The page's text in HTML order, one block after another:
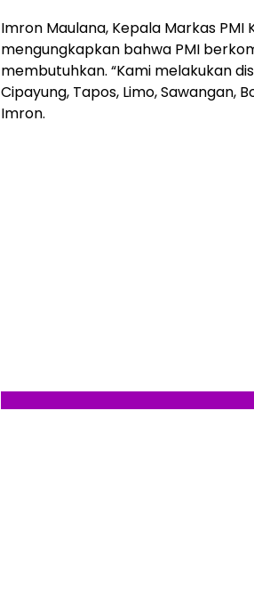
Imron Maulana, Kepala Markas
mengungkapkan bahwa PMI
membutuhkan. “Kami melakukan
Cipayung, Tapos, Limo, Sawangan,
Imron.